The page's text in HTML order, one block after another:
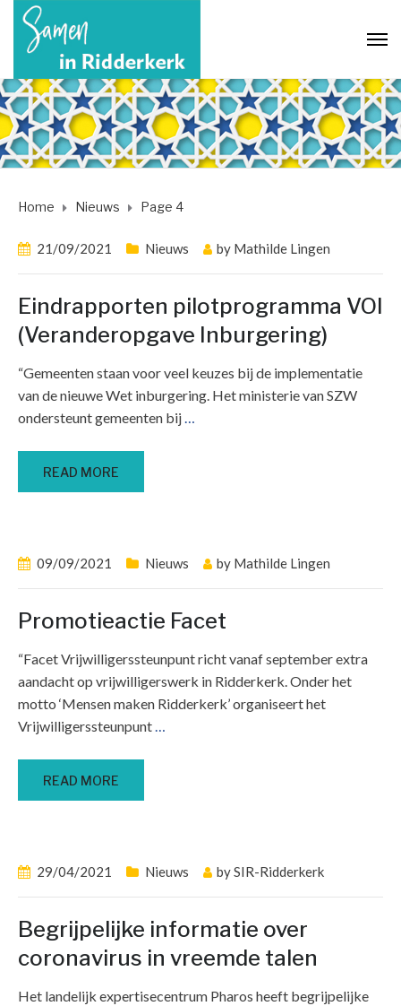
Home Nieuws Page 4
21/09/2021 Nieuws by Mathilde Lingen
Eindrapporten pilotprogramma VOI
(Veranderopgave Inburgering)
“Gemeenten staan voor veel keuzes bij de implementatie
van de nieuwe Wet inburgering. Het ministerie van SZW
ondersteunt gemeenten bij…
READ MORE
09/09/2021 Nieuws by Mathilde Lingen
Promotieactie Facet
“Facet Vrijwilligerssteunpunt richt vanaf september extra
aandacht op vrijwilligerswerk in Ridderkerk. Onder het
motto ‘Mensen maken Ridderkerk’ organiseert het
Vrijwilligerssteunpunt…
READ MORE
29/04/2021 Nieuws bySIR-Ridderkerk
Begrijpelijke informatie over
coronavirus in vreemde talen
Het landelijk expertisecentrum Pharos heeft begrijpelijke